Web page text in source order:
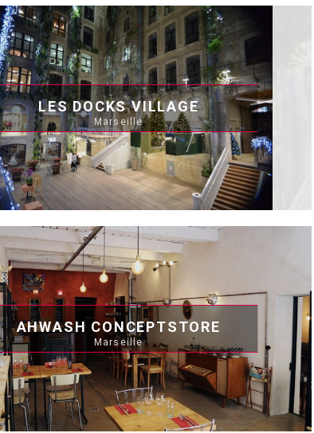
LES DOCKS VILLAGE
Marseille
AHWASH CONCEPTSTORE
Marseille